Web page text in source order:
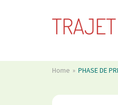
Home PHASE DE